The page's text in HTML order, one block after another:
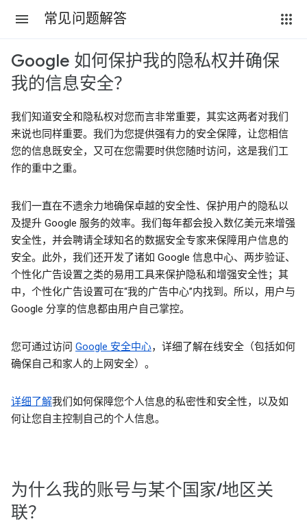
常见问题解答
Google 如何保护我的隐私权并确保
我的信息安全？
我们知道安全和隐私权对您而言非常重要，其实这两者对我们
来说也同样重要。我们为您提供强有力的安全保障，让您相信
您的信息既安全，又可在您需要时供您随时访问，这是我们工
作的重中之重。
我们一直在不遗余力地确保卓越的安全性、保护用户的隐私以
及提升 Google 服务的效率。我们每年都会投入数亿美元来增强
安全性，并会聘请全球知名的数据安全专家来保障用户信息的
安全。此外，我们还开发了诸如 Google 信息中心、两步验证、
个性化广告设置之类的易用工具来保护隐私和增强安全性；其
中，个性化广告设置可在“我的广告中心”内找到。所以，用户与
Google 分享的信息都由用户自己掌控。
您可通过访问 Google 安全中心，详细了解在线安全（包括如何
确保自己和家人的上网安全）。
详细了解我们如何保障您个人信息的私密性和安全性，以及如
何让您自主控制自己的个人信息。
为什么我的账号与某个国家/地区关
联？